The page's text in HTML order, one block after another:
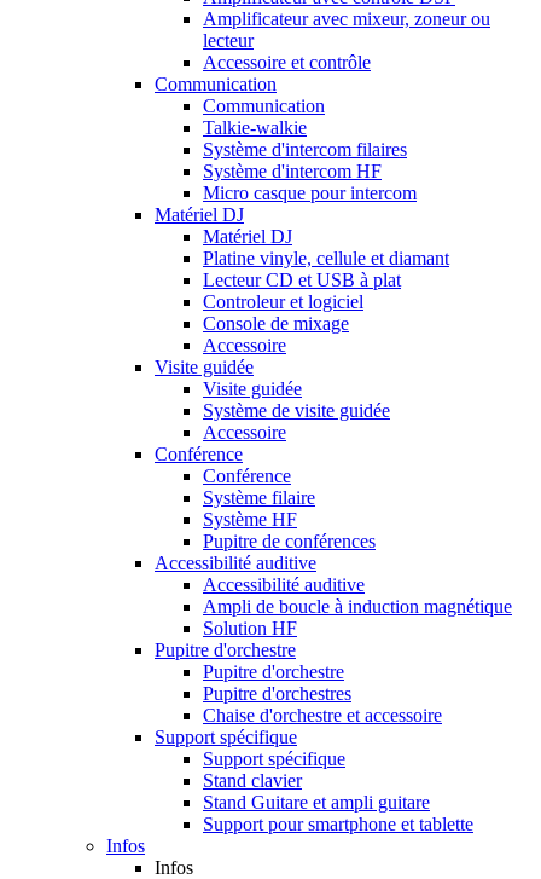
Amplificateur avec mixeur, zoneur ou
lecteur
Accessoire et contrôle
Communication
Communication
Talkie-walkie
Système d'intercom filaires
Système d'intercom HF
Micro casque pour intercom
Matériel DJ
Matériel DJ
Platine vinyle, cellule et diamant
Lecteur CD et USB à plat
Controleur et logiciel
Console de mixage
Accessoire
Visite guidée
Visite guidée
Système de visite guidée
Accessoire
Conférence
Conférence
Système filaire
Système HF
Pupitre de conférences
Accessibilité auditive
Accessibilité auditive
Ampli de boucle à induction magnétique
Solution HF
Pupitre d'orchestre
Pupitre d'orchestre
Pupitre d'orchestres
Chaise d'orchestre et accessoire
Support spécifique
Support spécifique
Stand clavier
Stand Guitare et ampli guitare
Support pour smartphone et tablette
Infos
Infos